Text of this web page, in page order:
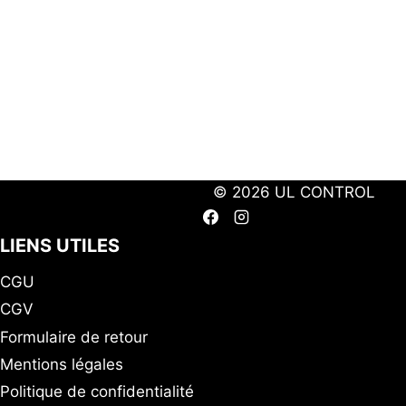
© 2026 UL CONTROL
LIENS UTILES
CGU
CGV
Formulaire de retour
Mentions légales
Politique de confidentialité